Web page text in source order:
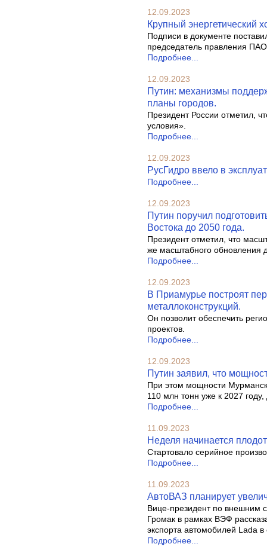
12.09.2023
Крупный энергетический
Подписи в документе
председатель правления
Подробнее...
12.09.2023
Путин: механизмы
планы городов.
Президент России отметил,
условия».
Подробнее...
12.09.2023
РусГидро ввело в
Подробнее...
12.09.2023
Путин поручил
Востока до 2050 года.
Президент отметил, что
же масштабного обновления
Подробнее...
12.09.2023
В Приамурье построят
металлоконструкций.
Он позволит обеспечить
проектов.
Подробнее...
12.09.2023
Путин заявил, что
При этом мощности
110 млн тонн уже к 2027 году,
Подробнее...
11.09.2023
Неделя начинается
Стартовало серийное
Подробнее...
11.09.2023
АвтоВАЗ планирует
Вице-президент по внешним
Громак в рамках ВЭФ
экспорта автомобилей Lada
Подробнее...